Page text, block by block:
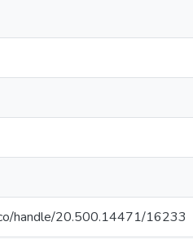
handle/20.500.14471/16233